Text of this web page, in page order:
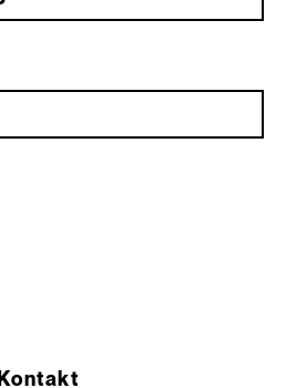
Kontakt